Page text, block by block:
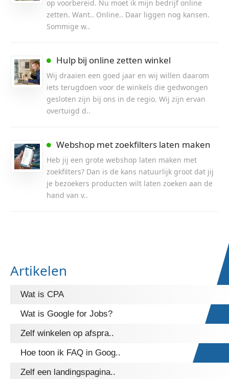
op voorbereid. Nu moet ik mijn bedrijf online
zetten. Want.. Online.. Daar liggen nog kansen.
Sommige w..
Hulp bij online zetten winkel
Wij draaien een goed jaar en wij willen daarom
iets terugdoen voor de winkels die gedwongen
gesloten zijn bij ons in de regio. Wij zijn ervan
overtuigd d..
Webshop met zoekfilters laten maken
Heb jij een grote webshop laten maken met
zoekfilters? Dan is de kans natuurlijk groot dat jij
je bezoekers producten wilt laten zoeken aan de
hand van v..
Artikelen
Wat is CPA
Wat is Google for Jobs?
Zelf winkelen op afspra..
Hoe toon ik FAQ in Goog..
Zelf een landingspagina..